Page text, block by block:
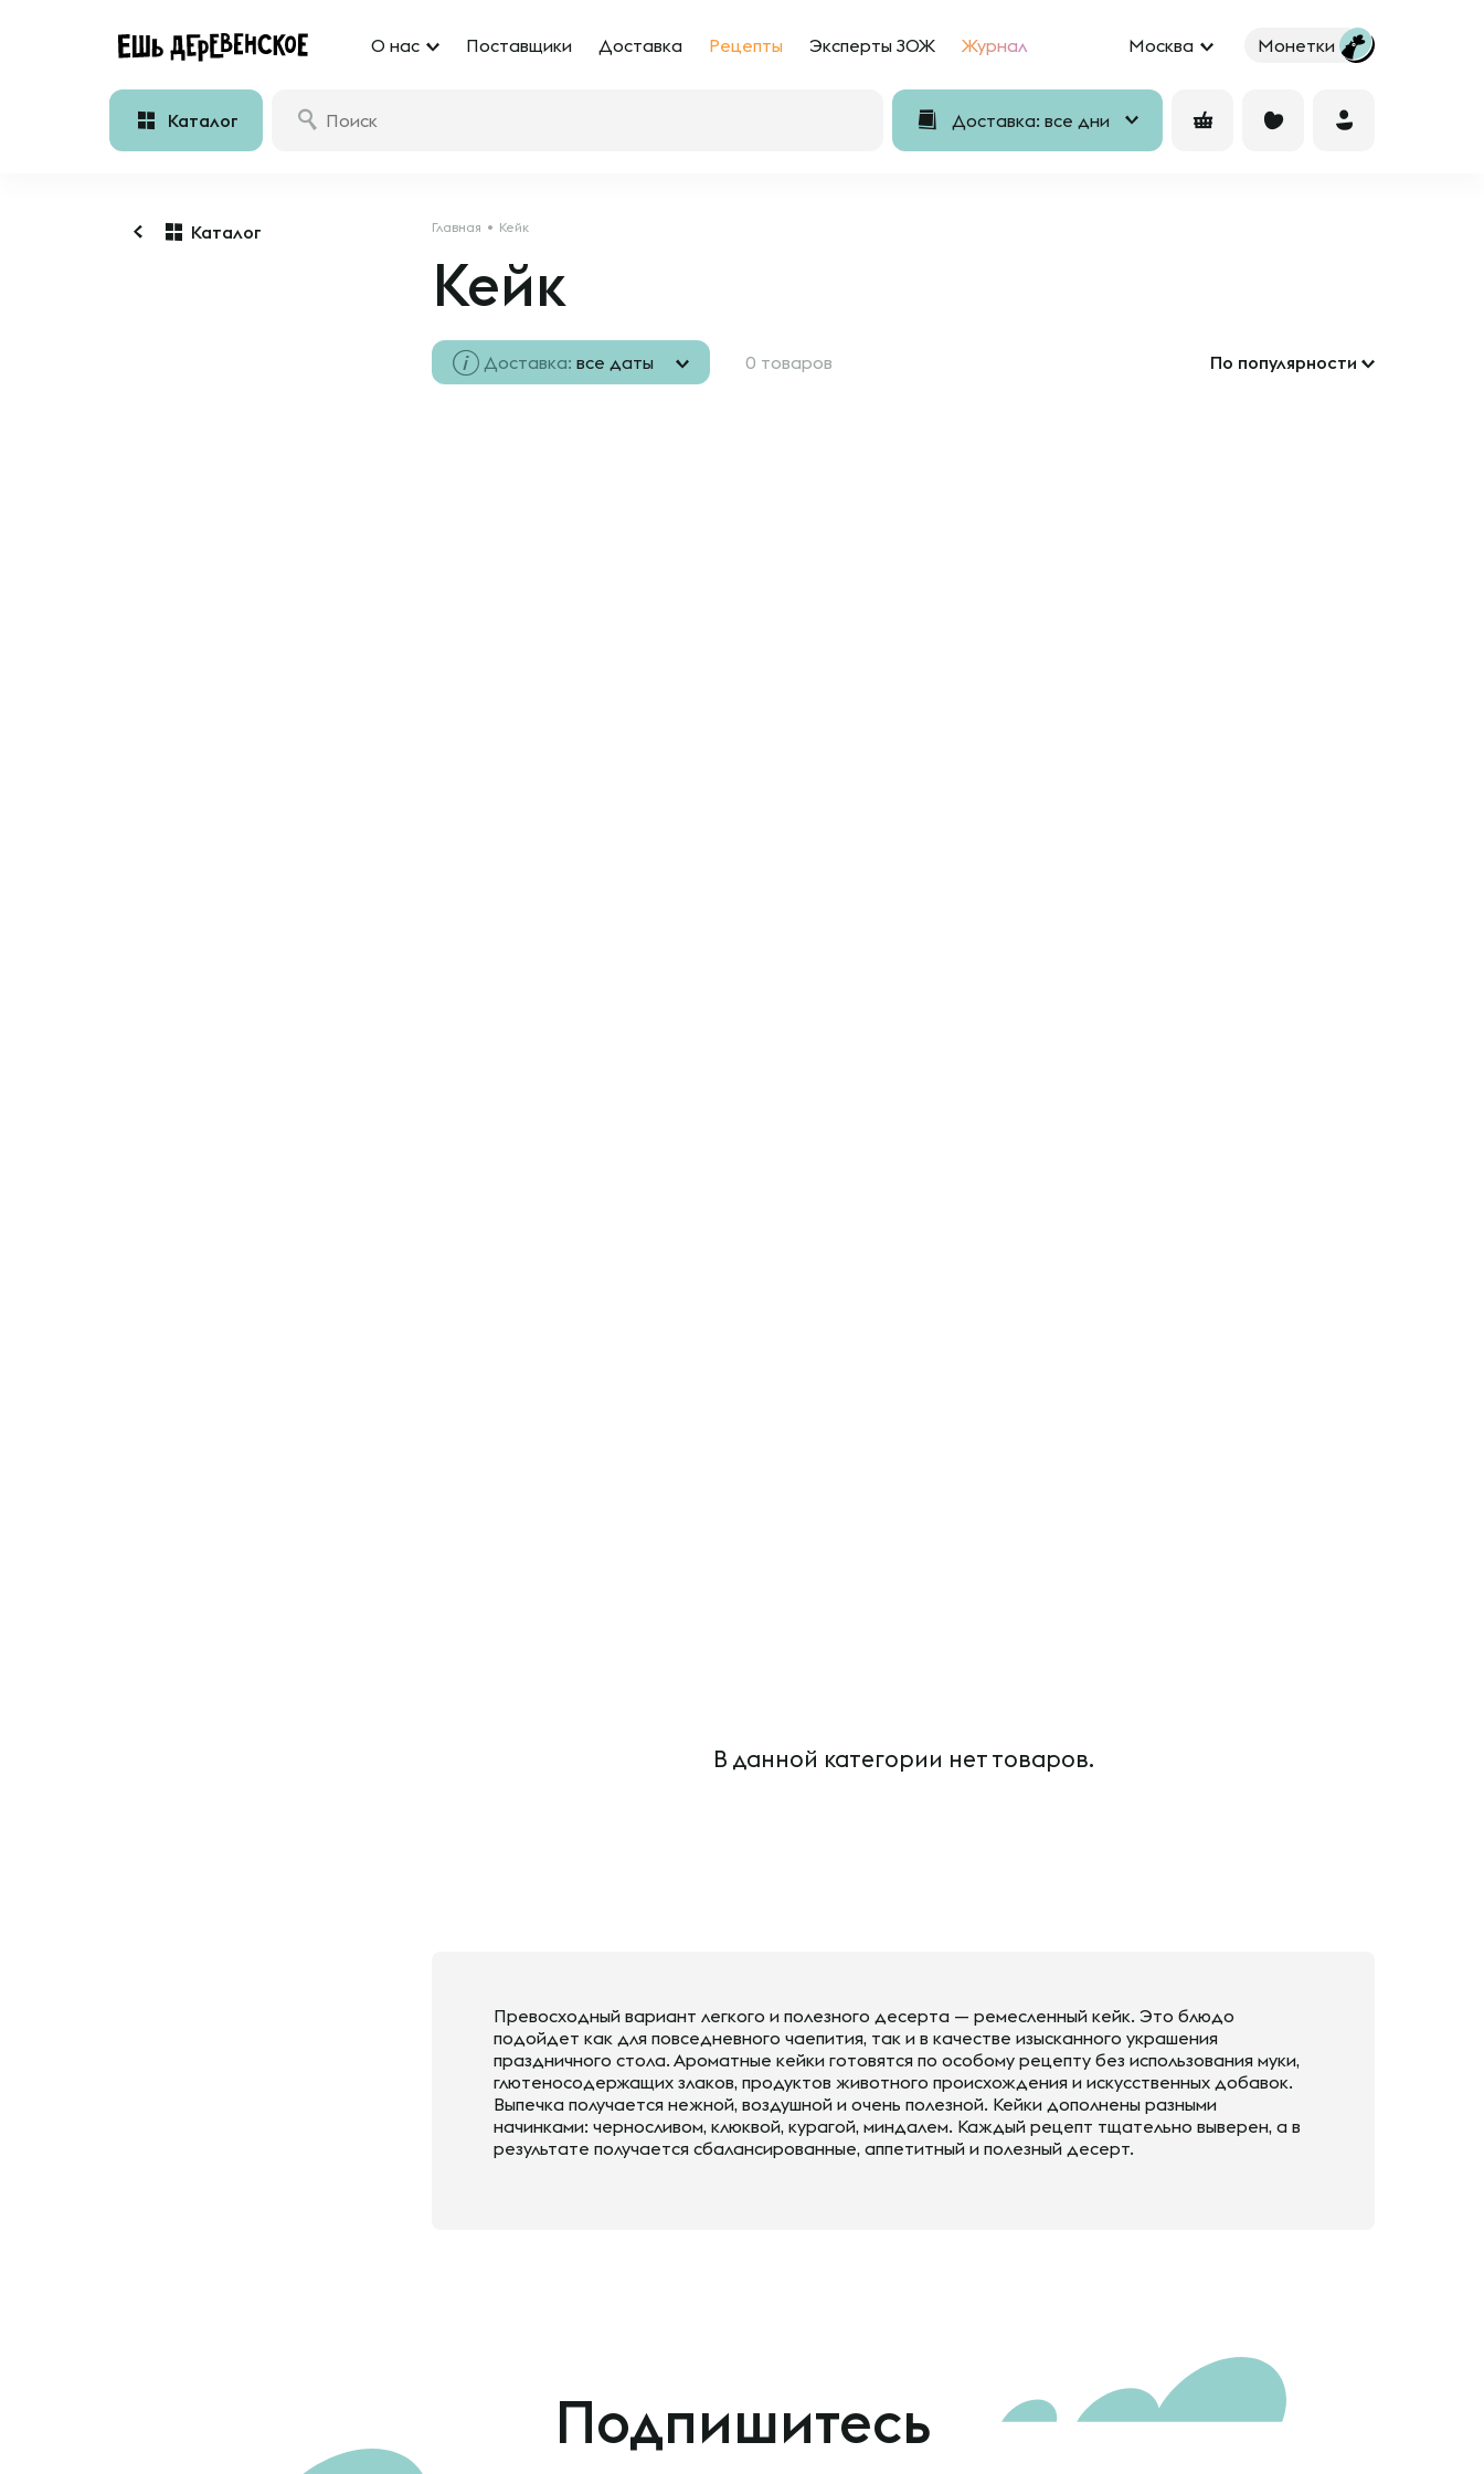
О нас Поставщики Доставка Рецепты Эксперты ЗОЖ Журнал Москва Монетки
Каталог Доставка: все дни
Каталог Главная Кейк
Кейк
Доставка: все даты 0 товаров По популярности
В данной категории нет товаров.
Превосходный вариант легкого и полезного десерта — ремесленный кейк. Это блюдо
подойдет как для повседневного чаепития, так и в качестве изысканного украшения
праздничного стола. Ароматные кейки готовятся по особому рецепту без использования муки,
глютеносодержащих злаков, продуктов животного происхождения и искусственных добавок.
Выпечка получается нежной, воздушной и очень полезной. Кейки дополнены разными
начинками: черносливом, клюквой, курагой, миндалем. Каждый рецепт тщательно выверен, а в
результате получается сбалансированные, аппетитный и полезный десерт.
Подпишитесь